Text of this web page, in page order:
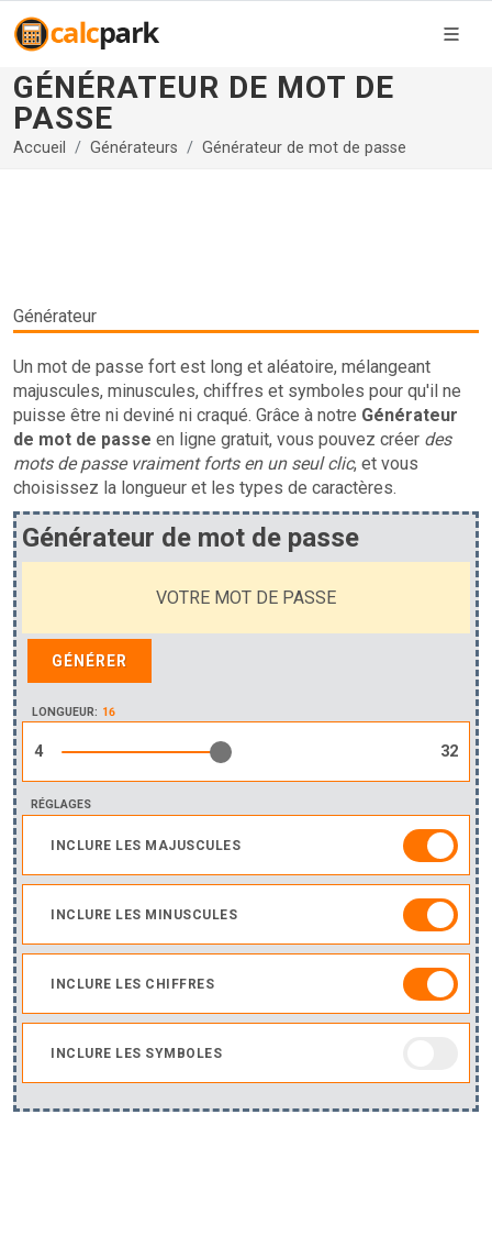
GÉNÉRATEUR DE MOT DE
PASSE
Accueil Générateurs Générateur de mot de passe
Générateur
Un mot de passe fort est long et aléatoire, mélangeant
majuscules, minuscules, chiffres et symboles pour qu'il ne
puisse être ni deviné ni craqué. Grâce à notre Générateur
de mot de passe en ligne gratuit, vous pouvez créer des
mots de passe vraiment forts en un seul clic, et vous
choisissez la longueur et les types de caractères.
Générateur de mot de passe
GENERATED PASSWORD
VOTRE MOT DE PASSE
GÉNÉRER
LONGUEUR:
RÉGLAGES
INCLURE LES MAJUSCULES
INCLURE LES MINUSCULES
INCLURE LES CHIFFRES
INCLURE LES SYMBOLES